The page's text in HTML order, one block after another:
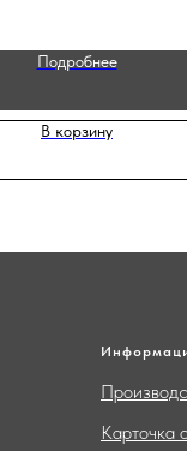
Подробнее
В корзину
Карточка